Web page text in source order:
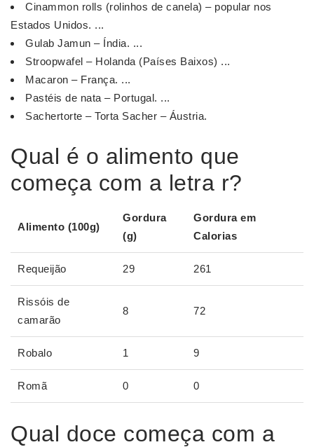
Cinammon rolls (rolinhos de canela) – popular nos
Estados Unidos. ...
Gulab Jamun – Índia. ...
Stroopwafel – Holanda (Países Baixos) ...
Macaron – França. ...
Pastéis de nata – Portugal. ...
Sachertorte – Torta Sacher – Áustria.
Qual é o alimento que
começa com a letra r?
Alimento (100g)
Gordura
(g)
Gordura em
Calorias
Requeijão 29 261
Rissóis de
camarão
8 72
Robalo 1 9
Romã 0 0
Qual doce começa com a